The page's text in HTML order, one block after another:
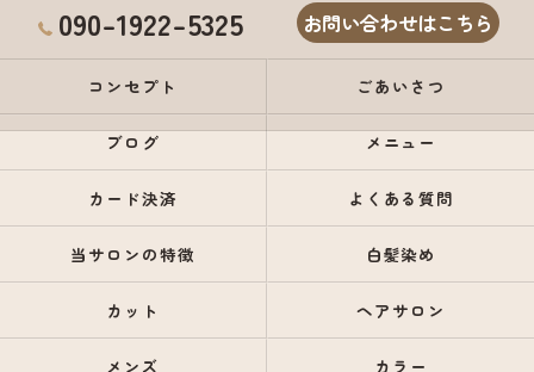
090-1922-5325 お問い合わせはこちら
コンセプト ごあいさつ
ブログ メニュー
カード決済 よくある質問
当サロンの特徴 白髪染め
カット ヘアサロン
メンズ カラー